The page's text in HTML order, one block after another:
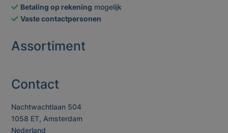
Betaling op rekening mogelijk
Vaste contactpersonen
Assortiment
Contact
Nachtwachtlaan 504
1058 ET, Amsterdam
Nederland